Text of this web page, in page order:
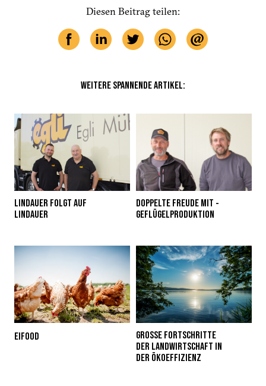
Diesen Beitrag teilen:
WEITERE SPANNENDE ARTIKEL:
LINDAUER FOLGT AUF
LINDAUER
DOPPELTE FREUDE MIT ­
GEFLÜGELPRODUKTION
EIFOOD
GROSSE FORTSCHRITTE
DER ­LANDWIRTSCHAFT IN
DER ­ÖKOEFFIZIENZ